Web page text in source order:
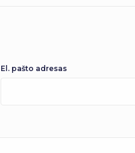
El. pašto adresas